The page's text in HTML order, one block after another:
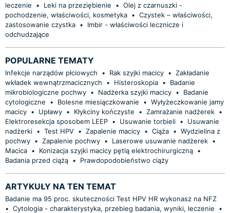
leczenie
• Leki na przeziębienie • Olej z czarnuszki -
pochodzenie, właściwości, kosmetyka • Czystek – właściwości,
zastosowanie czystka •
Imbir - właściwości lecznicze i
odchudzające
POPULARNE TEMATY
Infekcje narządów płciowych • Rak szyjki macicy • Zakładanie
wkładek wewnątrzmacicznych
• Histeroskopia •
Badanie
mikrobiologiczne pochwy • Nadżerka szyjki macicy •
Badanie
cytologiczne
• Bolesne miesiączkowanie • Wyłyżeczkowanie jamy
macicy • Upławy • Kłykciny kończyste • Zamrażanie nadżerek •
Elektroresekcja sposobem LEEP • Usuwanie torbieli •
Usuwanie
nadżerki • Test HPV • Zapalenie macicy • Ciąża • Wydzielina z
pochwy • Zapalenie pochwy • Laserowe usuwanie nadżerek •
Macica • Konizacja szyjki macicy pętlą elektrochirurgiczną •
Badania przed ciążą • Prawdopodobieństwo ciąży
ARTYKUŁY NA TEN TEMAT
Badanie ma 95 proc. skuteczności Test HPV HR wykonasz na NFZ
• Cytologia - charakterystyka, przebieg badania, wyniki, leczenie
•